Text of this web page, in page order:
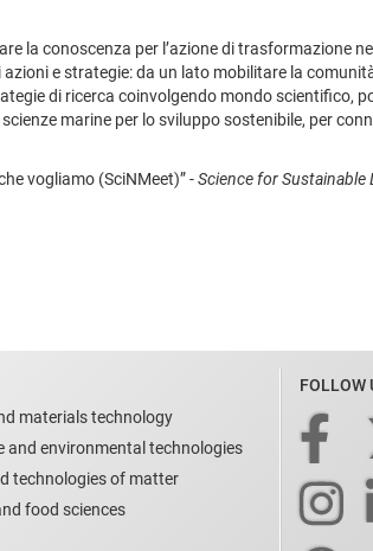
la conoscenza per l’azione di trasformazione
e strategie: da un lato mobilitare la
di ricerca coinvolgendo mondo scientifico,
marine per lo sviluppo sostenibile, per
vogliamo (SciNMeet)” -Science for Sustainable
materials technology
and environmental technologies
technologies of matter
food sciences
FOLLOW